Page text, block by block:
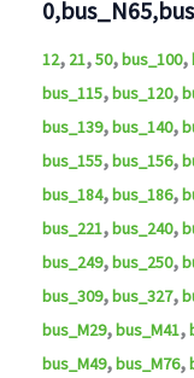
12, 21,50,bus_100,
bus_115,bus_120,
bus_139,bus_140,
bus_155,bus_156,
bus_184,bus_186,
bus_221,bus_240,
bus_249,bus_250,
bus_309,bus_327,
bus_M29,bus_M41,
bus_M49,bus_M76,